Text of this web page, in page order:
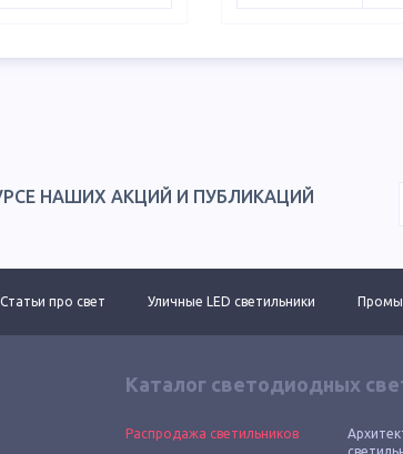
НАШИХ АКЦИЙ И ПУБЛИКАЦИЙ
Статьи про свет Уличные LED светильники
Каталог светодиодных
Распродажа светильников